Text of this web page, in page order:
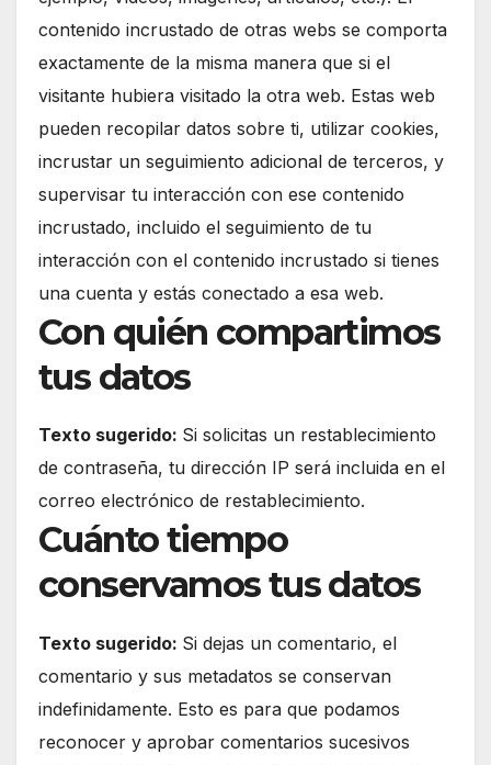
contenido incrustado de otras webs se comporta
exactamente de la misma manera que si el
visitante hubiera visitado la otra web. Estas web
pueden recopilar datos sobre ti, utilizar cookies,
incrustar un seguimiento adicional de terceros, y
supervisar tu interacción con ese contenido
incrustado, incluido el seguimiento de tu
interacción con el contenido incrustado si tienes
una cuenta y estás conectado a esa web.
Con quién compartimos
tus datos
Texto sugerido: Si solicitas un restablecimiento
de contraseña, tu dirección IP será incluida en el
correo electrónico de restablecimiento.
Cuánto tiempo
conservamos tus datos
Texto sugerido: Si dejas un comentario, el
comentario y sus metadatos se conservan
indefinidamente. Esto es para que podamos
reconocer y aprobar comentarios sucesivos